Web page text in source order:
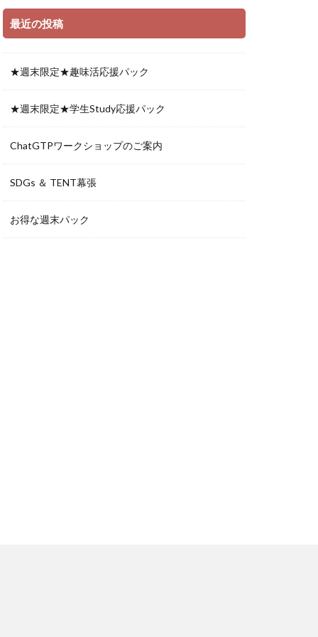
最近の投稿
★週末限定★趣味活応援パック
★週末限定★学生Study応援パック
ChatGTPワークショップのご案内
SDGs ＆ TENT幕張
お得な週末パック